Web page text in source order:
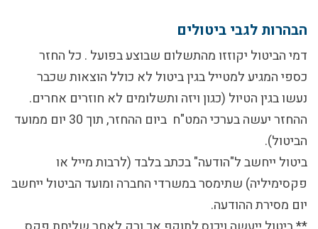
הבהרות לגבי ביטולים
דמי הביטול יקוזזו מהתשלום שבוצע בפועל . כל החזר
כספי המגיע למטייל בגין ביטול לא כולל הוצאות שכבר
נעשו בגין הטיול (כגון ויזה ותשלומים לא חוזרים אחרים.
ההחזר יעשה בערכי המט"ח ביום ההחזר, תוך 30 יום ממועד
הביטול).
ביטול ייחשב ל"הודעה" בכתב בלבד (לרבות מייל או
פקסימיליה) שתימסר במשרדי החברה ומועד הביטול ייחשב
יום מסירת ההודעה.